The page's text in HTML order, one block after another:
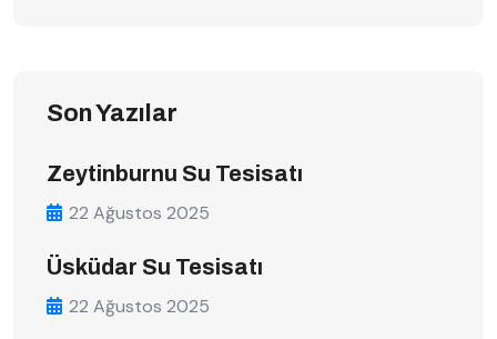
Son Yazılar
Zeytinburnu Su Tesisatı
22 Ağustos 2025
Üsküdar Su Tesisatı
22 Ağustos 2025